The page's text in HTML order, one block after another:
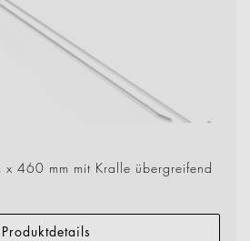
x 460 mm mit Kralle übergreifend
Produktdetails